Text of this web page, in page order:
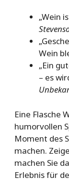
„Wein
Wein
„Ein
– es
Eine Flasche
humorvollen
Moment des
machen.
machen Sie
Erlebnis für